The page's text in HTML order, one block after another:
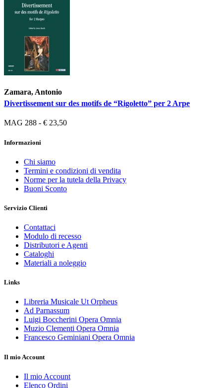
Zamara, Antonio
Divertissement sur des motifs de “Rigoletto” per 2 Arpe
MAG 288 - € 23,50
Informazioni
Chi siamo
Termini e condizioni di vendita
Norme per la tutela della Privacy
Buoni Sconto
Servizio Clienti
Contattaci
Modulo di recesso
Distributori e Agenti
Cataloghi
Materiali a noleggio
Links
Libreria Musicale Ut Orpheus
Ad Parnassum
Luigi Boccherini Opera Omnia
Muzio Clementi Opera Omnia
Francesco Geminiani Opera Omnia
Il mio Account
Il mio Account
Elenco Ordini